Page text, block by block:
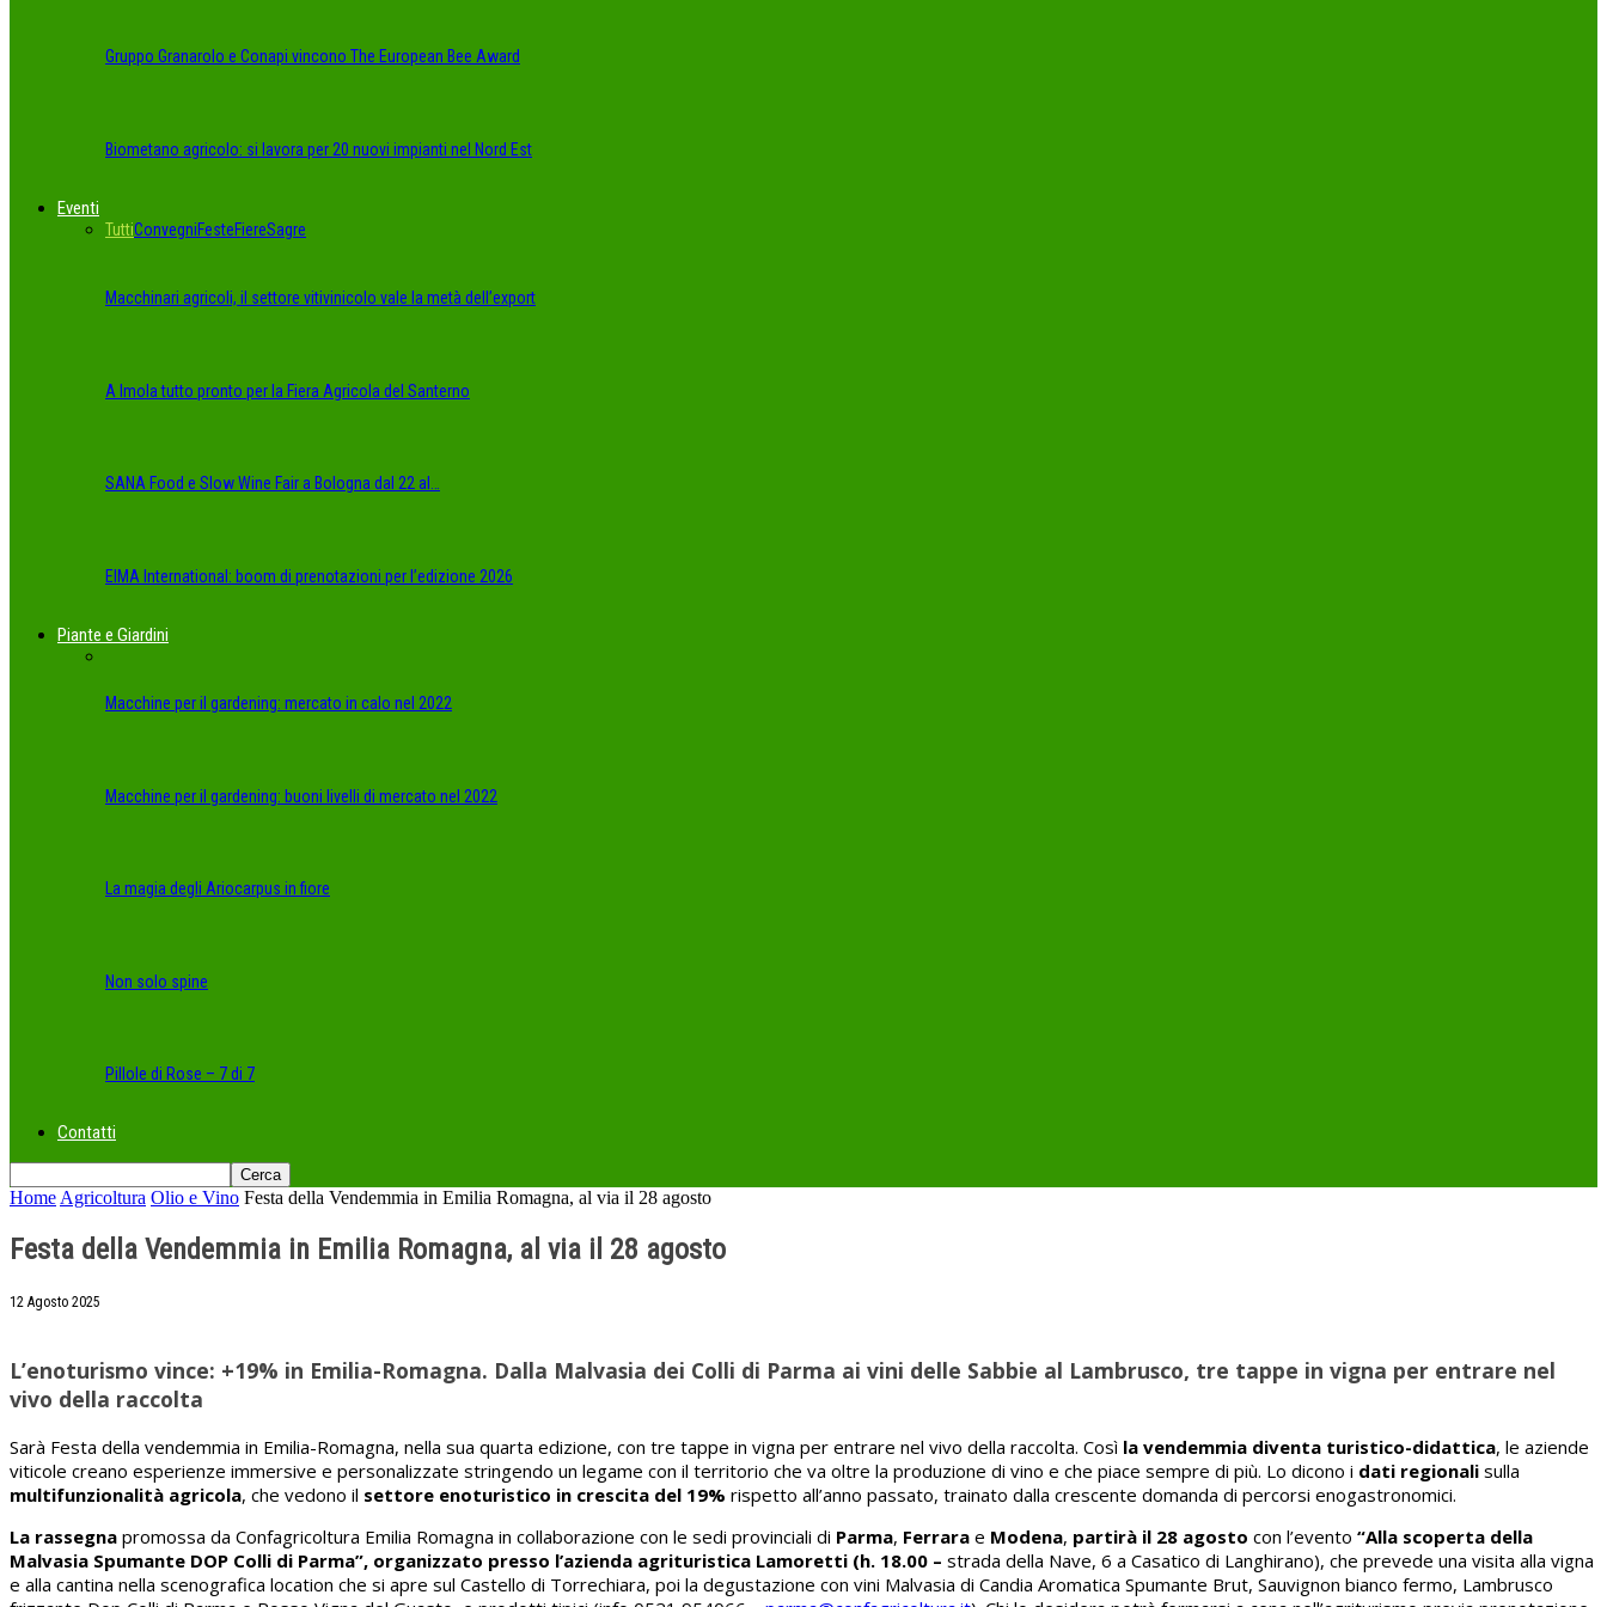
Gruppo Granarolo e Conapi vincono The European Bee Award
Biometano agricolo: si lavora per 20 nuovi impianti nel Nord Est
Eventi
TuttiConvegniFesteFiereSagre
Macchinari agricoli, il settore vitivinicolo vale la metà dell’export
A Imola tutto pronto per la Fiera Agricola del Santerno
SANA Food e Slow Wine Fair a Bologna dal 22 al…
EIMA International: boom di prenotazioni per l’edizione 2026
Piante e Giardini
Macchine per il gardening: mercato in calo nel 2022
Macchine per il gardening: buoni livelli di mercato nel 2022
La magia degli Ariocarpus in fiore
Non solo spine
Pillole di Rose – 7 di 7
Contatti
Home Agricoltura Olio e Vino Festa della Vendemmia in Emilia Romagna, al via il 28 agosto
Festa della Vendemmia in Emilia Romagna, al via il 28 agosto
12 Agosto 2025
L’enoturismo vince: +19% in Emilia-Romagna. Dalla Malvasia dei Colli di Parma ai vini delle Sabbie al Lambrusco, tre tappe in vigna per entrare nel
vivo della raccolta
Sarà Festa della vendemmia in Emilia-Romagna, nella sua quarta edizione, con tre tappe in vigna per entrare nel vivo della raccolta. Così la vendemmia diventa turistico-didattica, le aziende
viticole creano esperienze immersive e personalizzate stringendo un legame con il territorio che va oltre la produzione di vino e che piace sempre di più. Lo dicono i dati regionali sulla
multifunzionalità agricola, che vedono il settore enoturistico in crescita del 19% rispetto all’anno passato, trainato dalla crescente domanda di percorsi enogastronomici.
La rassegna promossa da Confagricoltura Emilia Romagna in collaborazione con le sedi provinciali di Parma, Ferrara e Modena, partirà il 28 agosto con l’evento “Alla scoperta della
Malvasia Spumante DOP Colli di Parma”, organizzato presso l’azienda agrituristica Lamoretti (h. 18.00 – strada della Nave, 6 a Casatico di Langhirano), che prevede una visita alla vigna
e alla cantina nella scenografica location che si apre sul Castello di Torrechiara, poi la degustazione con vini Malvasia di Candia Aromatica Spumante Brut, Sauvignon bianco fermo, Lambrusco